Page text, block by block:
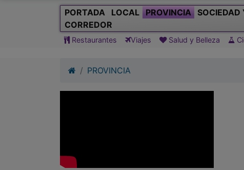
PORTADA LOCAL PROVINCIA SOCIEDAD
CORREDOR
Restaurantes Viajes Salud y Belleza
PROVINCIA